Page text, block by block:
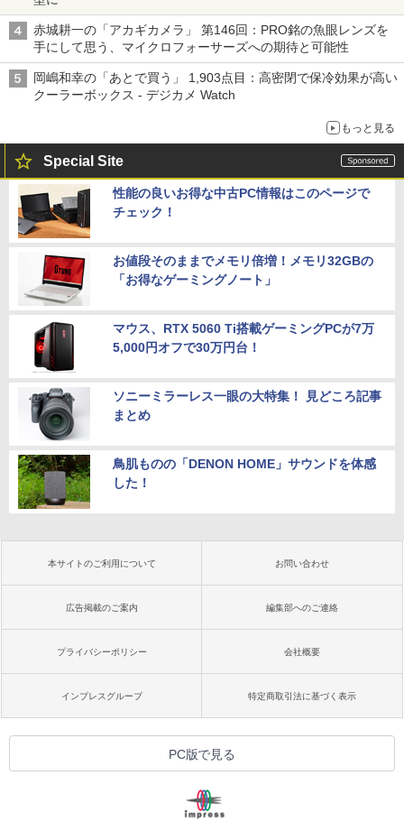
赤城耕一の「アカギカメラ」 第146回：PRO銘の魚眼レンズを
手にして思う、マイクロフォーサーズへの期待と可能性
岡嶋和幸の「あとで買う」 1,903点目：高密閉で保冷効果が高い
クーラーボックス - デジカメ Watch
もっと見る
Special Site
性能の良いお得な中古PC情報はこのページで
チェック！
お値段そのままでメモリ倍増！メモリ32GBの
「お得なゲーミングノート」
マウス、RTX 5060 Ti搭載ゲーミングPCが7万
5,000円オフで30万円台！
ソニーミラーレス一眼の大特集！ 見どころ記事
まとめ
鳥肌ものの「DENON HOME」サウンドを体感
した！
本サイトのご利用について お問い合わせ
広告掲載のご案内 編集部へのご連絡
プライバシーポリシー 会社概要
インプレスグループ 特定商取引法に基づく表示
PC版で見る